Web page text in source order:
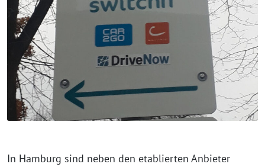
In Hamburg sind neben den etablierten Anbieter